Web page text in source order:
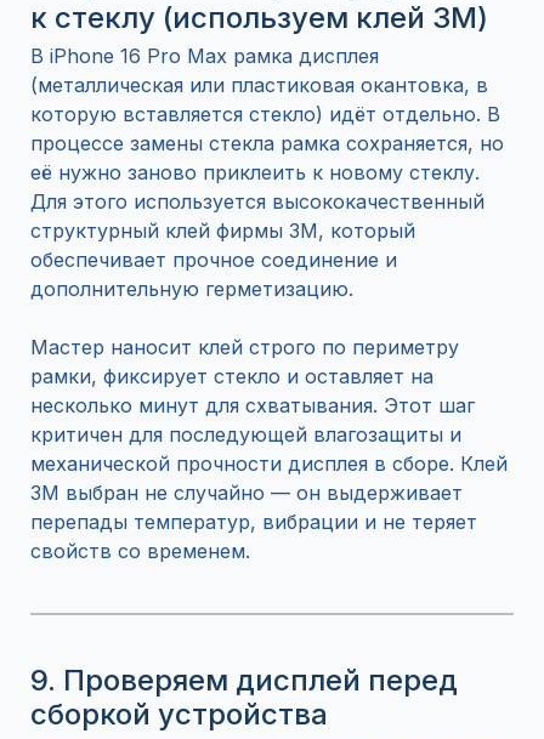
к стеклу (используем клей 3M)
В iPhone 16 Pro Max рамка дисплея
(металлическая или пластиковая окантовка, в
которую вставляется стекло) идёт отдельно. В
процессе замены стекла рамка сохраняется, но
её нужно заново приклеить к новому стеклу.
Для этого используется высококачественный
структурный клей фирмы 3M, который
обеспечивает прочное соединение и
дополнительную герметизацию.
Мастер наносит клей строго по периметру
рамки, фиксирует стекло и оставляет на
несколько минут для схватывания. Этот шаг
критичен для последующей влагозащиты и
механической прочности дисплея в сборе. Клей
3M выбран не случайно — он выдерживает
перепады температур, вибрации и не теряет
свойств со временем.
9. Проверяем дисплей перед
сборкой устройства